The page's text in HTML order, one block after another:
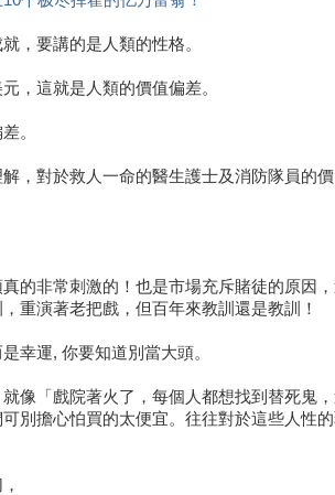
，要講的是人類的性格。
，這就是人類的價值偏差。
。
，對於救人一命的醫生護士及消防隊員的價
的非常刺激的！也是市場充斥賭徒的原因
重演著老把戲，但百年來教訓還是教訓！
幸運, 你要知道別當大頭。
像「戲院著火了，每個人都想找到替死鬼
別擔心怕買的太便宜。往往對於這些人性